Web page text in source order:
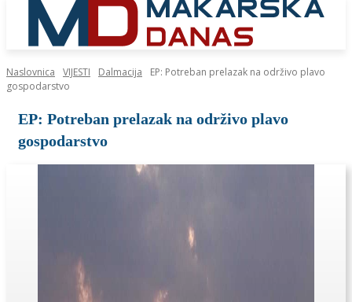
Naslovnica VIJESTI Dalmacija
EP: Potreban prelazak na održivo plavo
gospodarstvo
EP: Potreban prelazak na održivo plavo
gospodarstvo